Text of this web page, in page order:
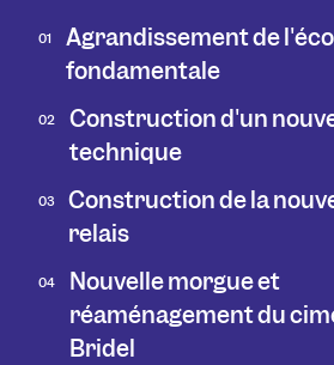
01
Agrandissement de
fondamentale
02
Construction d'un
technique
03
Construction de la
relais
04
Nouvelle morgue et
réaménagement du
Bridel